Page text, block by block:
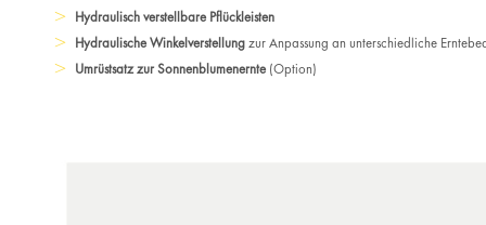
Hydraulisch verstellbare Pflückleisten
Hydraulische Winkelverstellung zur Anpassung an unterschiedliche
Umrüstsatz zur Sonnenblumenernte (Option)